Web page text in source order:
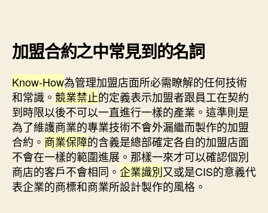
加盟合約之中常見到的名詞
Know-How為管理加盟店面所必需瞭解的任何技術
和常識。 競業禁止的定義表示加盟者跟員工在契約
到時限以後不可以一直進行一樣的產業。這準則是
為了維護商業的專業技術不會外漏繼而製作的加盟
合約。 商業保障的含義是總部確定各自的加盟店面
不會在一樣的範圍進展。那樣一來才可以確認個別
商店的客戶不會相同。 企業識別又或是CIS的意義代
表企業的商標和商業所設計製作的風格。